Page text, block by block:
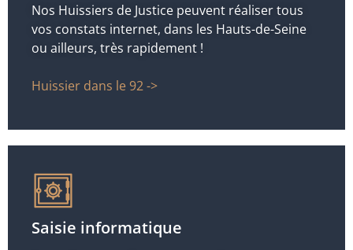
Nos Huissiers de Justice peuvent réaliser tous
vos constats internet, dans les Hauts-de-Seine
ou ailleurs, très rapidement !
Huissier dans le 92 ->
Saisie informatique